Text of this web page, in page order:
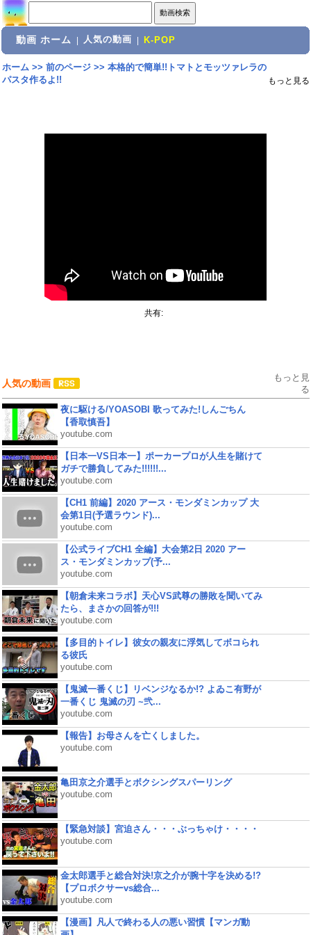
動画 ホーム 人気の動画 K-POP
ホーム>> 前のページ>> 本格的で簡単!!トマトとモッツァレラの
パスタ作るよ!!
もっと見る
共有:
人気の動画
もっと見
る
夜に駆ける/YOASOBI 歌ってみた!しんごちん
【香取慎吾】
youtube.com
【日本一VS日本一】ポーカープロが人生を賭けて
ガチで勝負してみた!!!!!!...
youtube.com
【CH1 前編】2020 アース・モンダミンカップ 大
会第1日(予選ラウンド)...
youtube.com
【公式ライブCH1 全編】大会第2日 2020 アー
ス・モンダミンカップ(予...
youtube.com
【朝倉未来コラボ】天心VS武尊の勝敗を聞いてみ
たら、まさかの回答が!!!
youtube.com
【多目的トイレ】彼女の親友に浮気してボコられ
る彼氏
youtube.com
【鬼滅一番くじ】リベンジなるか!? よゐこ有野が
一番くじ 鬼滅の刃 ~弐...
youtube.com
【報告】お母さんを亡くしました。
youtube.com
亀田京之介選手とボクシングスパーリング
youtube.com
【緊急対談】宮迫さん・・・ぶっちゃけ・・・・
youtube.com
金太郎選手と総合対決!京之介が腕十字を決める!?
【プロボクサーvs総合...
youtube.com
【漫画】凡人で終わる人の悪い習慣【マンガ動